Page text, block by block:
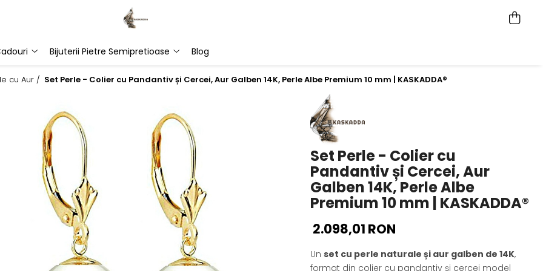
Bijuterii Pietre Semipretioase Blog
cu Aur / Set Perle - Colier cu Pandantiv și Cercei, Aur Galben 14K, Perle Albe Premium 10 mm | KASKADDA®
Set Perle - Colier cu
Pandantiv și Cercei, Aur
Galben 14K, Perle Albe
Premium 10 mm | KASKADDA®
2.098,01 RON
Unset cu perle naturale și aur galben de 14K,
format din colier cu pandantiv și cercei model